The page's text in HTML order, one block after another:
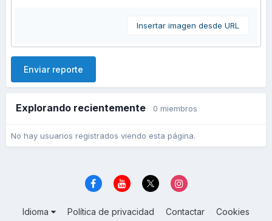
Insertar imagen desde URL
Enviar reporte
Explorando recientemente 0 miembros
No hay usuarios registrados viendo esta página.
Idioma Política de privacidad Contactar Cookies